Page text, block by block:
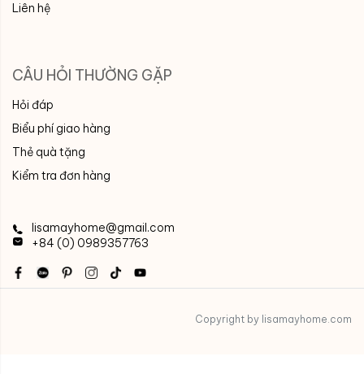
Liên hệ
CÂU HỎI THƯỜNG GẶP
Hỏi đáp
Biểu phí giao hàng
Thẻ quà tặng
Kiểm tra đơn hàng
lisamayhome@gmail.com
+84 (0) 0989357763
Copyright by lisamayhome.com